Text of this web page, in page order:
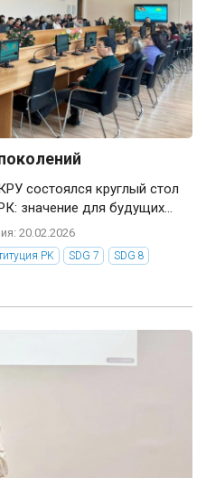
состоялся круглый стол
значение для будущих...
20.02.2026
РK SDG 7
SDG 8